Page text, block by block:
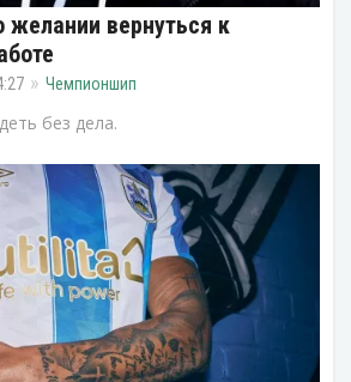
желании вернуться к
Чемпионшип
без дела.